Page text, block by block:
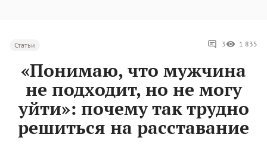
Статьи 3 1 835
«Понимаю, что мужчина
не подходит, но не могу
уйти»: почему так трудно
решиться на расставание